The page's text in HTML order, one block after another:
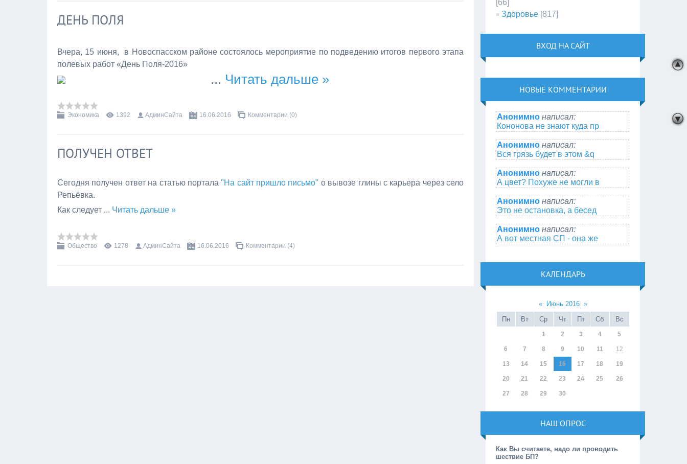
ДЕНЬ ПОЛЯ
Вчера, 15 июня, в Новоспасском районе состоялось мероприятие по подведению итогов первого этапа
полевых работ «День Поля-2016»
... Читать дальше »
Экономика 1392 АдминСайта 16.06.2016 Комментарии (0)
ПОЛУЧЕН ОТВЕТ
Сегодня получен ответ на статью портала"На сайт пришло письмо" о вывозе глины с карьера через село
Репьёвка.
Как следует ... Читать дальше »
Общество 1278 АдминСайта 16.06.2016 Комментарии (4)
[66]
Здоровье [817]
ВХОД НА САЙТ
НОВЫЕ КОММЕНТАРИИ
Анонимно написал:
Кононова не знают куда пр
Анонимно написал:
Вся грязь будет в этом &q
Анонимно написал:
А цвет? Похуже не могли в
Анонимно написал:
Это не остановка, а бесед
Анонимно написал:
А вот местная СП - она же
КАЛЕНДАРЬ
« Июнь 2016 »
Пн
Вт Ср Чт Пт Сб Вс
1 2 3 4 5
6 7 8 9 10 11 12
13 14 15 16 17 18 19
20 21 22 23 24 25 26
27 28 29 30
НАШ ОПРОС
Как Вы считаете, надо ли проводить
шествие БП?